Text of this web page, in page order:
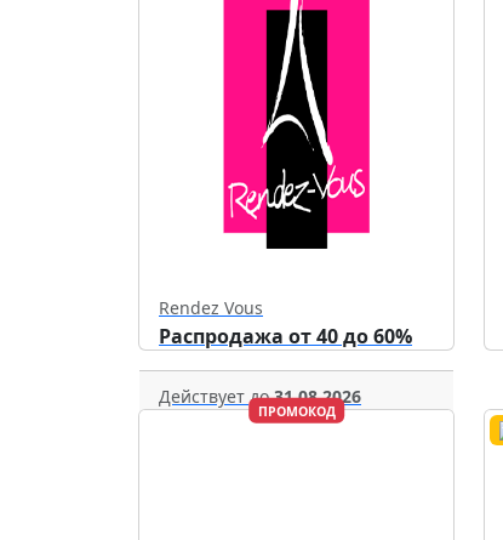
Rendez Vous
Распродажа от 40 до 60%
Действует до31.08.2026
ПРОМОКОД